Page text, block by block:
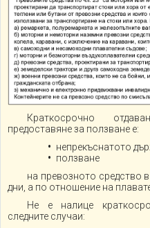
Краткосрочно
предоставяне за ползване е:
непрекъснатото
ползване
на превозното средство
дни, а по отношение на
Не е налице
следните случаи: